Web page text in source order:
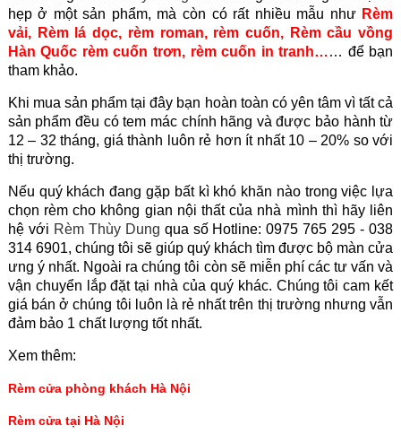
hẹp ở một sản phẩm, mà còn có rất nhiều mẫu như Rèm
vải, Rèm lá dọc, rèm roman, rèm cuốn, Rèm cầu vồng
Hàn Quốc rèm cuốn trơn, rèm cuốn in tranh…… để bạn
tham khảo.
Khi mua sản phẩm tại đây bạn hoàn toàn có yên tâm vì tất cả
sản phẩm đều có tem mác chính hãng và được bảo hành từ
12 – 32 tháng, giá thành luôn rẻ hơn ít nhất 10 – 20% so với
thị trường.
Nếu quý khách đang gặp bất kì khó khăn nào trong việc lựa
chọn rèm cho không gian nội thất của nhà mình thì hãy liên
hệ với Rèm Thùy Dung qua số Hotline: 0975 765 295 - 038
314 6901, chúng tôi sẽ giúp quý khách tìm được bộ màn cửa
ưng ý nhất. Ngoài ra chúng tôi còn sẽ miễn phí các tư vấn và
vận chuyển lắp đặt tại nhà của quý khác. Chúng tôi cam kết
giá bán ở chúng tôi luôn là rẻ nhất trên thị trường nhưng vẫn
đảm bảo 1 chất lượng tốt nhất.
Xem thêm:
Rèm cửa phòng khách Hà Nội
Rèm cửa tại Hà Nội